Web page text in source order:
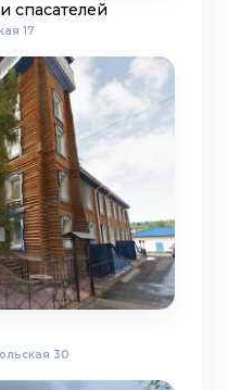
спасателей
17
30